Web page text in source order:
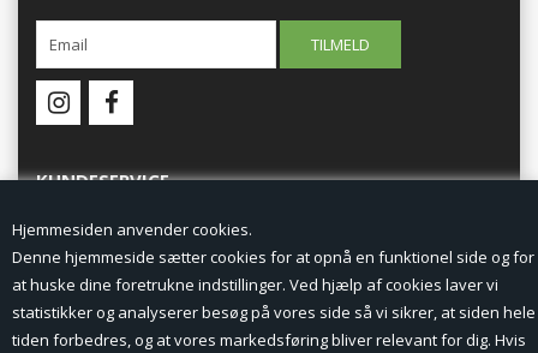
Hjemmesiden anvender cookies.
Denne hjemmeside sætter cookies for at opnå en funktionel side og for
at huske dine foretrukne indstillinger. Ved hjælp af cookies laver vi
statistikker og analyserer besøg på vores side så vi sikrer, at siden hele
tiden forbedres, og at vores markedsføring bliver relevant for dig. Hvis
KUNDESERVICE
Min Konto
Nyheder